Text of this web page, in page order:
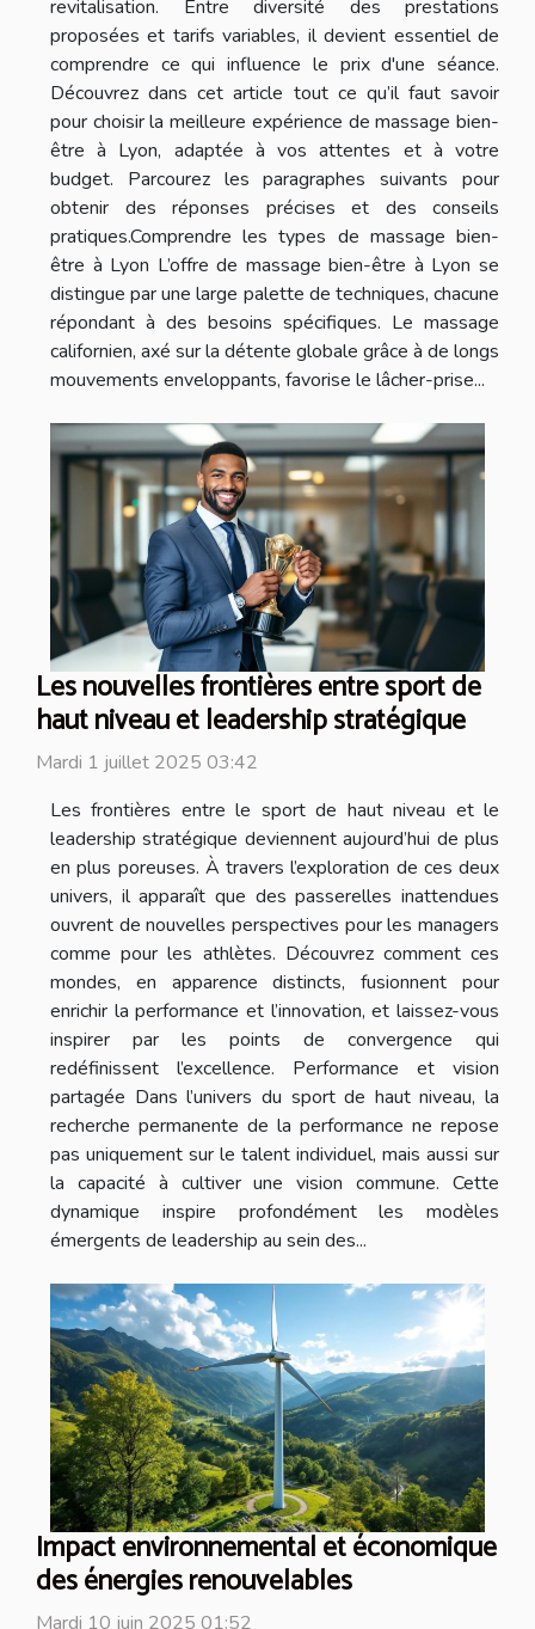
revitalisation. Entre diversité des prestations
proposées et tarifs variables, il devient essentiel de
comprendre ce qui influence le prix d'une séance.
Découvrez dans cet article tout ce qu’il faut savoir
pour choisir la meilleure expérience de massage bien-
être à Lyon, adaptée à vos attentes et à votre
budget. Parcourez les paragraphes suivants pour
obtenir des réponses précises et des conseils
pratiques.Comprendre les types de massage bien-
être à Lyon L’offre de massage bien-être à Lyon se
distingue par une large palette de techniques, chacune
répondant à des besoins spécifiques. Le massage
californien, axé sur la détente globale grâce à de longs
mouvements enveloppants, favorise le lâcher-prise...
Les nouvelles frontières entre sport de
haut niveau et leadership stratégique
Mardi 1 juillet 2025 03:42
Les frontières entre le sport de haut niveau et le
leadership stratégique deviennent aujourd’hui de plus
en plus poreuses. À travers l’exploration de ces deux
univers, il apparaît que des passerelles inattendues
ouvrent de nouvelles perspectives pour les managers
comme pour les athlètes. Découvrez comment ces
mondes, en apparence distincts, fusionnent pour
enrichir la performance et l’innovation, et laissez-vous
inspirer par les points de convergence qui
redéfinissent l’excellence. Performance et vision
partagée Dans l’univers du sport de haut niveau, la
recherche permanente de la performance ne repose
pas uniquement sur le talent individuel, mais aussi sur
la capacité à cultiver une vision commune. Cette
dynamique inspire profondément les modèles
émergents de leadership au sein des...
Impact environnemental et économique
des énergies renouvelables
Mardi 10 juin 2025 01:52